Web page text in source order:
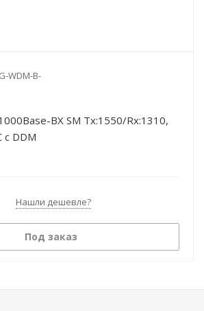
WDM-B-
BX SM Tx:1550/Rx:1310,
c DDM
Нашли дешевле?
Под заказ